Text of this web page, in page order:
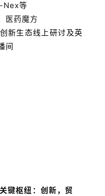
Nex等
医药魔方
新生态线上研讨及英
间
键枢纽：创新，贸